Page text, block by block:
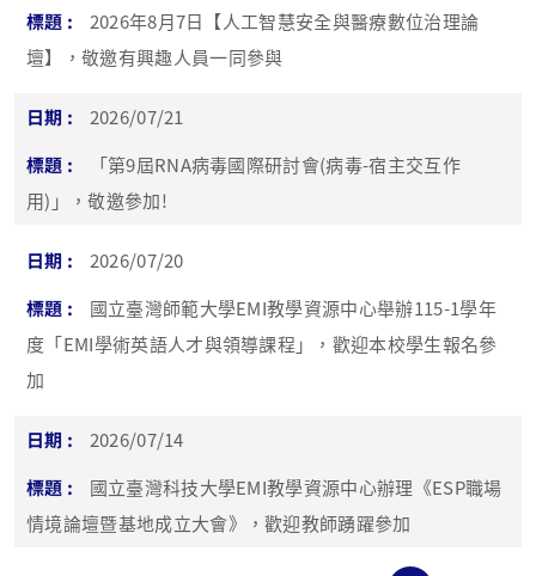
2026年8月7日【人工智慧安全與醫療數位治理論
壇】，敬邀有興趣人員一同參與
2026/07/21
「第9屆RNA病毒國際研討會(病毒-宿主交互作
用)」，敬邀參加!
2026/07/20
國立臺灣師範大學EMI教學資源中心舉辦115-1學年
度「EMI學術英語人才與領導課程」，歡迎本校學生報名參
加
2026/07/14
國立臺灣科技大學EMI教學資源中心辦理《ESP職場
情境論壇暨基地成立大會》，歡迎教師踴躍參加